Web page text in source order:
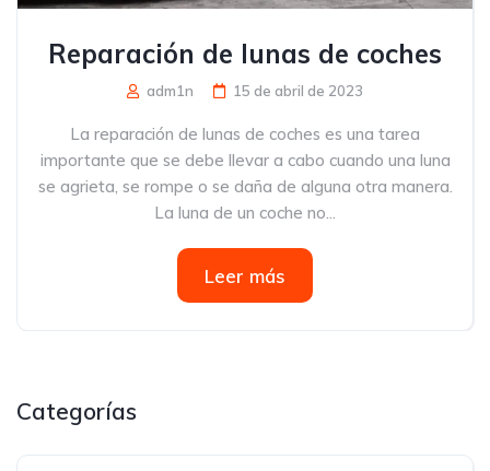
Reparación de lunas de coches
adm1n 15 de abril de 2023
La reparación de lunas de coches es una tarea
importante que se debe llevar a cabo cuando una luna
se agrieta, se rompe o se daña de alguna otra manera.
La luna de un coche no...
Leer más
Categorías